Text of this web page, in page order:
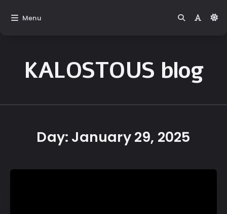
KALOSTOUS blog
Blog
Day: January 29, 2025
Menu